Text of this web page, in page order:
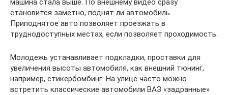
машина стала выше. По внешнему видео сразу
становится заметно, поднят ли автомобиль.
Приподнятое авто позволяет проезжать в
труднодоступных местах, если позволяет проходимость.
Молодежь устанавливает подкладки, проставки для
увеличения высоты автомобиля, как внешний тюнинг,
например, стикербомбинг. На улице часто можно
встретить классические автомобили ВАЗ «задранные»